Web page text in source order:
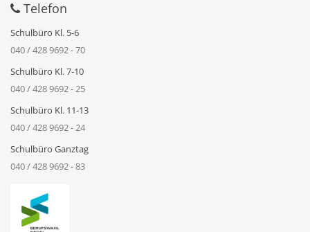
Telefon
Schulbüro Kl. 5-6
040 / 428 9692 - 70
Schulbüro Kl. 7-10
040 / 428 9692 - 25
Schulbüro Kl. 11-13
040 / 428 9692 - 24
Schulbüro Ganztag
040 / 428 9692 - 83